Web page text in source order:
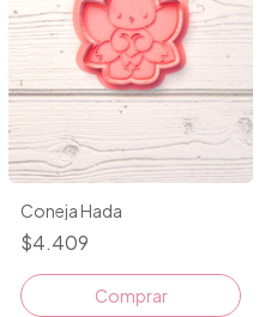
Coneja Hada
$4.409
Comprar